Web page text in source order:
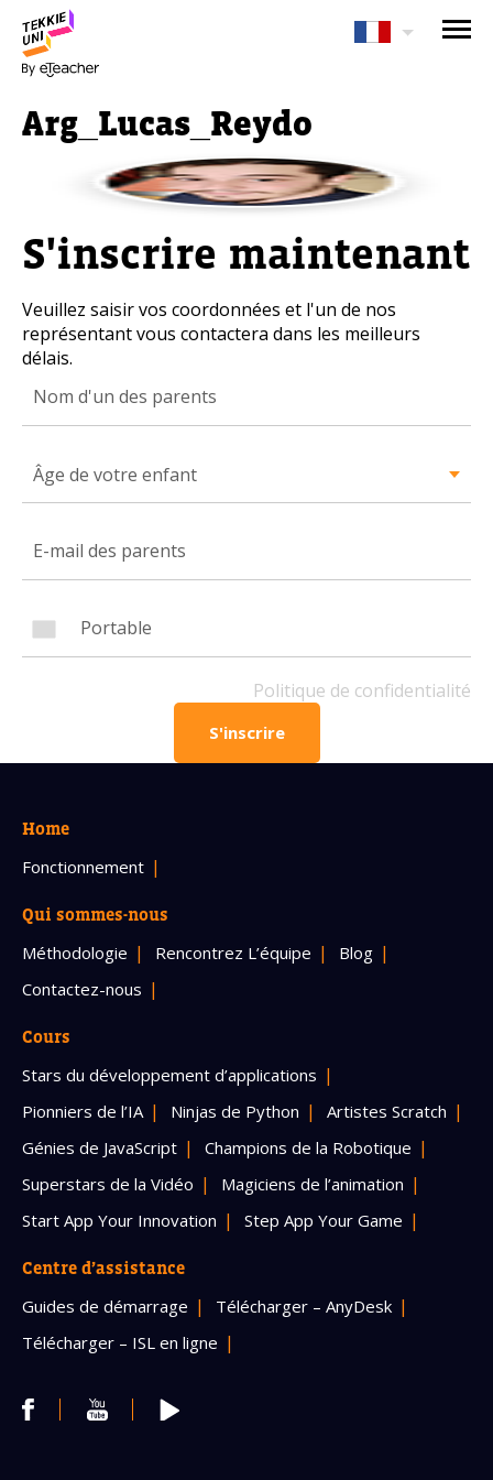
Arg_Lucas_Reydo
S'inscrire maintenant
Veuillez saisir vos coordonnées et l'un de nos
représentant vous contactera dans les meilleurs
délais.
Âge de votre enfant
Politique de confidentialité
S'inscrire
Home
Fonctionnement
Qui sommes-nous
Méthodologie Rencontrez L’équipe
Blog
Contactez-nous
Cours
Stars du développement d’applications
Pionniers de l’IA
Ninjas de Python
Artistes Scratch
Génies de JavaScript
Champions de la Robotique
Superstars de la Vidéo
Magiciens de l’animation
Start App Your Innovation
Step App Your Game
Centre d’assistance
Guides de démarrage
Télécharger – AnyDesk
Télécharger – ISL en ligne
Avez-vous besoin d'aide pour
Laissez vos coordonnées et nous vous
contacterons sous peu.
Âge de votre enfant
Âge de votre enfant
E-mail des parents
OBTENIR PLUS D’INFOS